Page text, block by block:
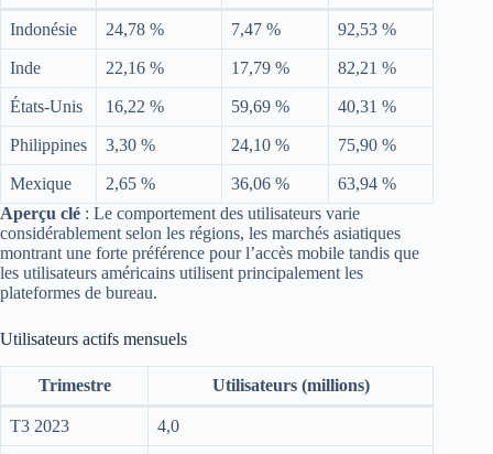
Indonésie 24,78 % 7,47 % 92,53 %
Inde 22,16 % 17,79 % 82,21 %
États-Unis 16,22 % 59,69 % 40,31 %
Philippines 3,30 % 24,10 % 75,90 %
Mexique 2,65 % 36,06 %
63,94 %
Aperçu clé : Le comportement des utilisateurs varie
considérablement selon les régions, les marchés asiatiques
montrant une forte préférence pour l’accès mobile tandis que
les utilisateurs américains utilisent principalement les
plateformes de bureau.
Utilisateurs actifs mensuels
Trimestre Utilisateurs (millions)
T3 2023 4,0